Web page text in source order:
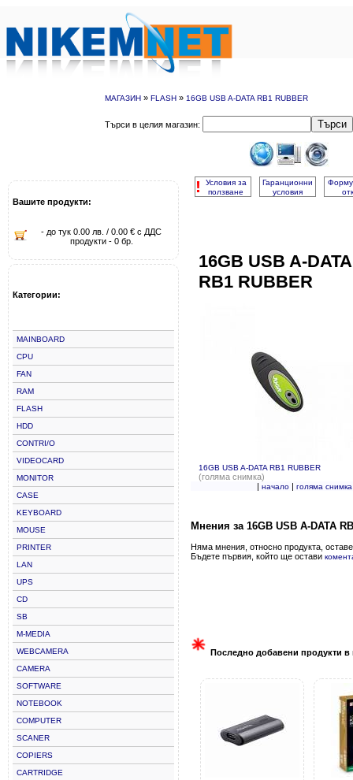
МАГАЗИН » FLASH » 16GB USB A-DATA RB1 RUBBER
Търси в целия магазин: Търси
Вашите продукти:
- до тук 0.00 лв. / 0.00 € с ДДС
продукти - 0 бр.
Категории:
MAINBOARD
CPU
FAN
RAM
FLASH
HDD
CONTRI/O
VIDEOCARD
MONITOR
CASE
KEYBOARD
MOUSE
PRINTER
LAN
UPS
CD
SB
M-MEDIA
WEBCAMERA
CAMERA
SOFTWARE
NOTEBOOK
COMPUTER
SCANER
COPIERS
CARTRIDGE
!
Условия за
ползване
Гаранционни
условия
16GB USB A-DATA
RB1 RUBBER
16GB USB A-DATA RB1 RUBBER
(голяма снимка)
| начало| голяма снимка
Мнения за 16GB USB A-DATA
Няма мнения, относно продукта,
Бъдете първия, който ще остави
Последно добавени продукти в